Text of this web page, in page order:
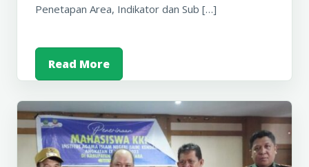
Penetapan Area, Indikator dan Sub […]
Read More